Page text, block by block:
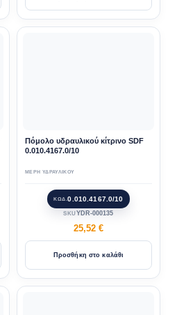
Πόμολο υδραυλικού κίτρινο SDF
0.010.4167.0/10
ΜΕΡΗ ΥΔΡΑΥΛΙΚΟΥ
ΚΩΔ.0.010.4167.0/10
SKUYDR-000135
25,52 €
Προσθήκη στο καλάθι